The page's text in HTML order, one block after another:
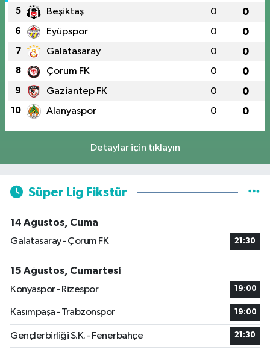
5 Beşiktaş 0 0
6 Eyüpspor 0 0
7 Galatasaray 0 0
8 Çorum FK 0 0
9 Gaziantep FK 0 0
10 Alanyaspor 0 0
Detaylar için tıklayın
Süper Lig Fikstür
14 Ağustos, Cuma
Galatasaray - Çorum FK
21:30
15 Ağustos, Cumartesi
Konyaspor - Rizespor
19:00
Kasımpaşa - Trabzonspor 19:00
Gençlerbirliği S.K. - Fenerbahçe 21:30